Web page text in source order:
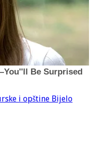
i opštine Bijelo